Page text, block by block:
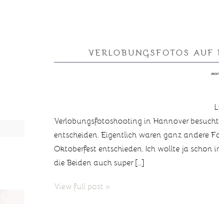
VERLOBUNGSFOTOS
Verlobungsfotoshooting in Hannover
entscheiden. Eigentlich waren ganz andere
Oktoberfest entschieden. Ich wollte ja schon
die Beiden auch super […]
View full post »